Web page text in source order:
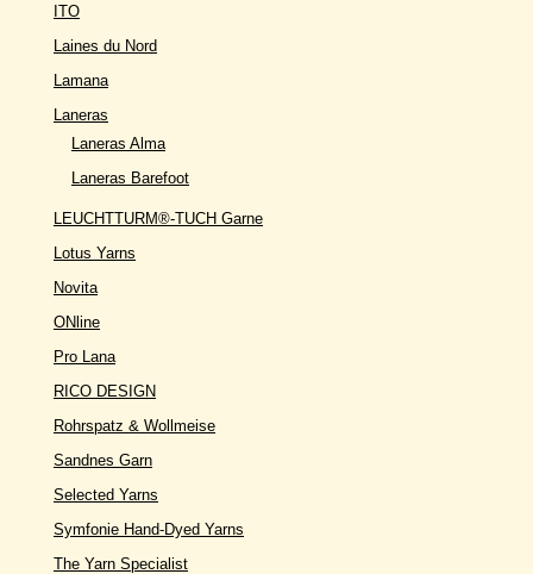
ITO
Laines du Nord
Lamana
Laneras
Laneras Alma
Laneras Barefoot
LEUCHTTURM®-TUCH Garne
Lotus Yarns
Novita
ONline
Pro Lana
RICO DESIGN
Rohrspatz & Wollmeise
Sandnes Garn
Selected Yarns
Symfonie Hand-Dyed Yarns
The Yarn Specialist